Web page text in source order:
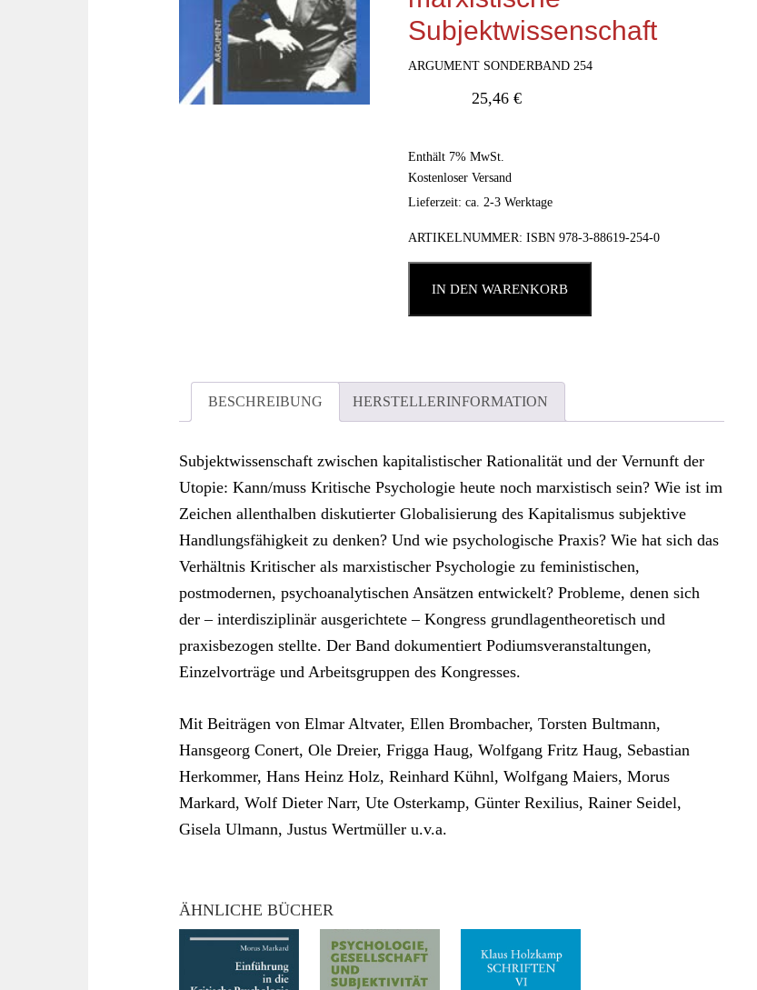
Subjektwissenschaft
ARGUMENT SONDERBAND 254
25,46 €
Enthält 7% MwSt.
Kostenloser Versand
Lieferzeit: ca. 2-3 Werktage
ARTIKELNUMMER: ISBN 978-3-88619-254-0
IN DEN WARENKORB
BESCHREIBUNG HERSTELLERINFORMATION
Subjektwissenschaft zwischen kapitalistischer Rationalität und der Vernunft der
Utopie: Kann/muss Kritische Psychologie heute noch marxistisch sein? Wie ist im
Zeichen allenthalben diskutierter Globalisierung des Kapitalismus subjektive
Handlungsfähigkeit zu denken? Und wie psychologische Praxis? Wie hat sich das
Verhältnis Kritischer als marxistischer Psychologie zu feministischen,
postmodernen, psychoanalytischen Ansätzen entwickelt? Probleme, denen sich
der – interdisziplinär ausgerichtete – Kongress grundlagentheoretisch und
praxisbezogen stellte. Der Band dokumentiert Podiumsveranstaltungen,
Einzelvorträge und Arbeitsgruppen des Kongresses.
Mit Beiträgen von Elmar Altvater, Ellen Brombacher, Torsten Bultmann,
Hansgeorg Conert, Ole Dreier, Frigga Haug, Wolfgang Fritz Haug, Sebastian
Herkommer, Hans Heinz Holz, Reinhard Kühnl, Wolfgang Maiers, Morus
Markard, Wolf Dieter Narr, Ute Osterkamp, Günter Rexilius, Rainer Seidel,
Gisela Ulmann, Justus Wertmüller u.v.a.
ÄHNLICHE BÜCHER